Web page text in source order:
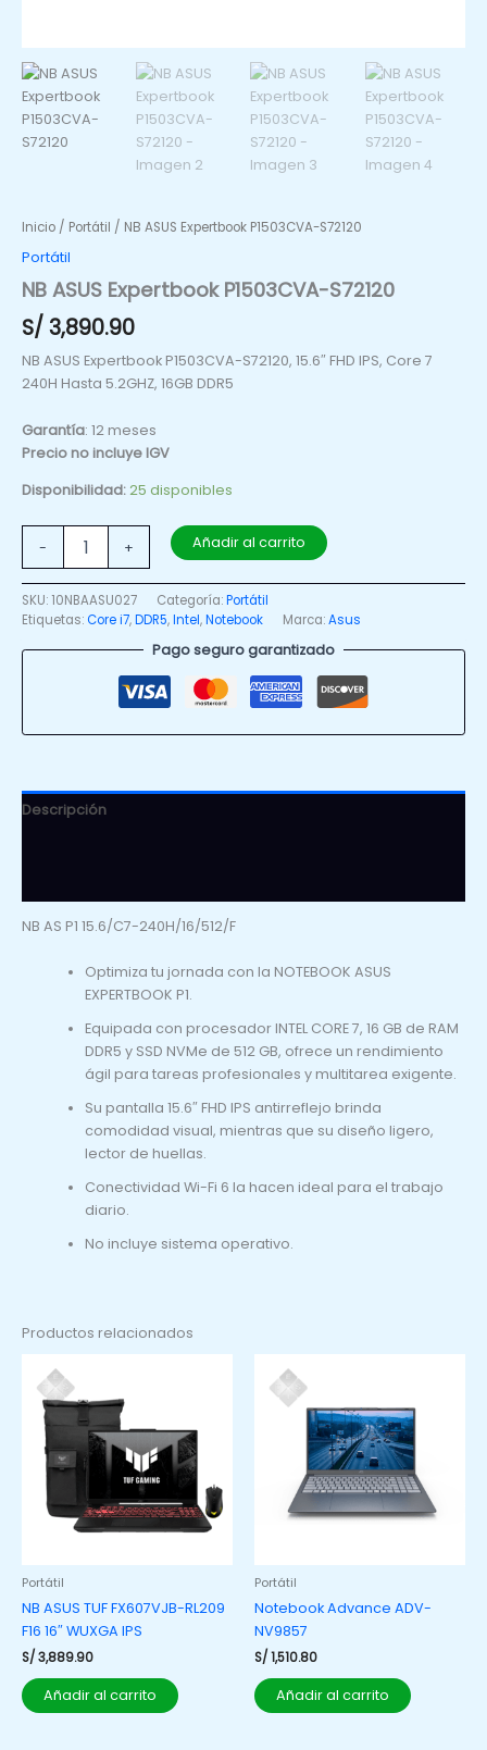
Inicio / Portátil / NB ASUS Expertbook P1503CVA-S72120
Portátil
NB ASUS Expertbook P1503CVA-S72120
S/ 3,890.90
NB ASUS Expertbook P1503CVA-S72120, 15.6″ FHD IPS, Core 7
240H Hasta 5.2GHZ, 16GB DDR5
Garantía: 12 meses
Precio no incluye IGV
Disponibilidad:25 disponibles
- + Añadir al carrito
SKU:10NBAASU027 Categoría:Portátil
Etiquetas: Core i7,DDR5,Intel,Notebook Marca:Asus
Pago seguro garantizado
Descripción
NB AS P1 15.6/C7-240H/16/512/F
Optimiza tu jornada con la NOTEBOOK ASUS
EXPERTBOOK P1.
Equipada con procesador INTEL CORE 7, 16 GB de RAM
DDR5 y SSD NVMe de 512 GB, ofrece un rendimiento
ágil para tareas profesionales y multitarea exigente.
Su pantalla 15.6″ FHD IPS antirreflejo brinda
comodidad visual, mientras que su diseño ligero,
lector de huellas.
Conectividad Wi-Fi 6 la hacen ideal para el trabajo
diario.
No incluye sistema operativo.
Productos relacionados
Portátil
NB ASUS TUF FX607VJB-RL209
F16 16″ WUXGA IPS
S/3,889.90
Añadir al carrito
Portátil
Notebook Advance ADV-
NV9857
S/1,510.80
Añadir al carrito